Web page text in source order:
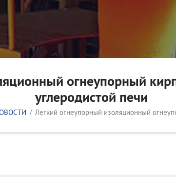
огнеупорный
углеродистой печи
Легкий огнеупорный изоляционный